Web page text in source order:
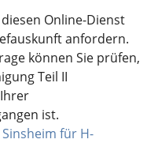
Online-Dienst
anfordern.
können Sie prüfen,
Teil II
ist.
für H-